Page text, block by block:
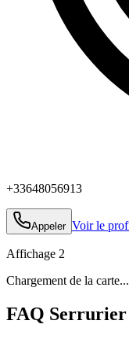
+33648056913
Appeler Voir le
Affichage 2
Chargement de la carte...
FAQ Serrurier